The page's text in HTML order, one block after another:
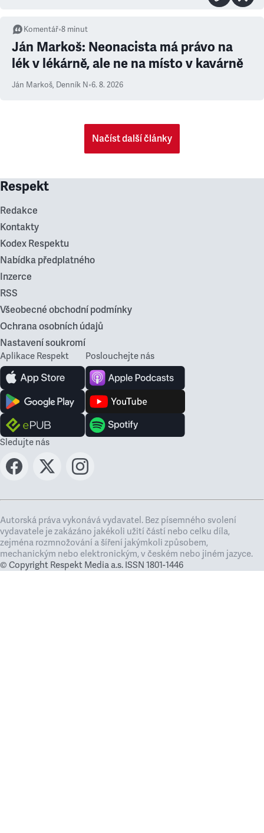
Komentář•8 minut
Ján Markoš: Neonacista má právo na
lék v lékárně, ale ne na místo v kavárně
Ján Markoš, Denník N•6. 8. 2026
Načíst další články
Respekt
Redakce
Kontakty
Kodex Respektu
Nabídka předplatného
Inzerce
RSS
Všeobecné obchodní podmínky
Ochrana osobních údajů
Nastavení soukromí
Aplikace Respekt Poslouchejte nás
Sledujte nás
Autorská práva vykonává vydavatel. Bez písemného svolení
vydavatele je zakázáno jakékoli užití částí nebo celku díla,
zejména rozmnožování a šíření jakýmkoli způsobem,
mechanickým nebo elektronickým, v českém nebo jiném jazyce.
© Copyright Respekt Media a.s. ISSN 1801-1446